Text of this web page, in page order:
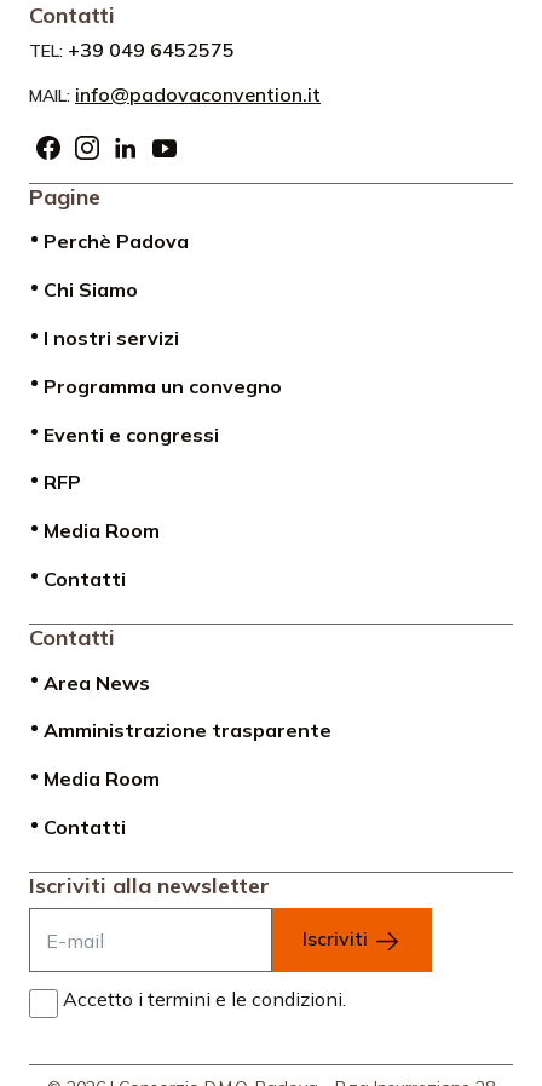
Contatti
TEL: +39 049 6452575
MAIL: info@padovaconvention.it
Pagine
Perchè Padova
Chi Siamo
I nostri servizi
Programma un convegno
Eventi e congressi
RFP
Media Room
Contatti
Contatti
Area News
Amministrazione trasparente
Media Room
Contatti
Iscriviti alla newsletter
Iscriviti
Accetto i termini e le condizioni.